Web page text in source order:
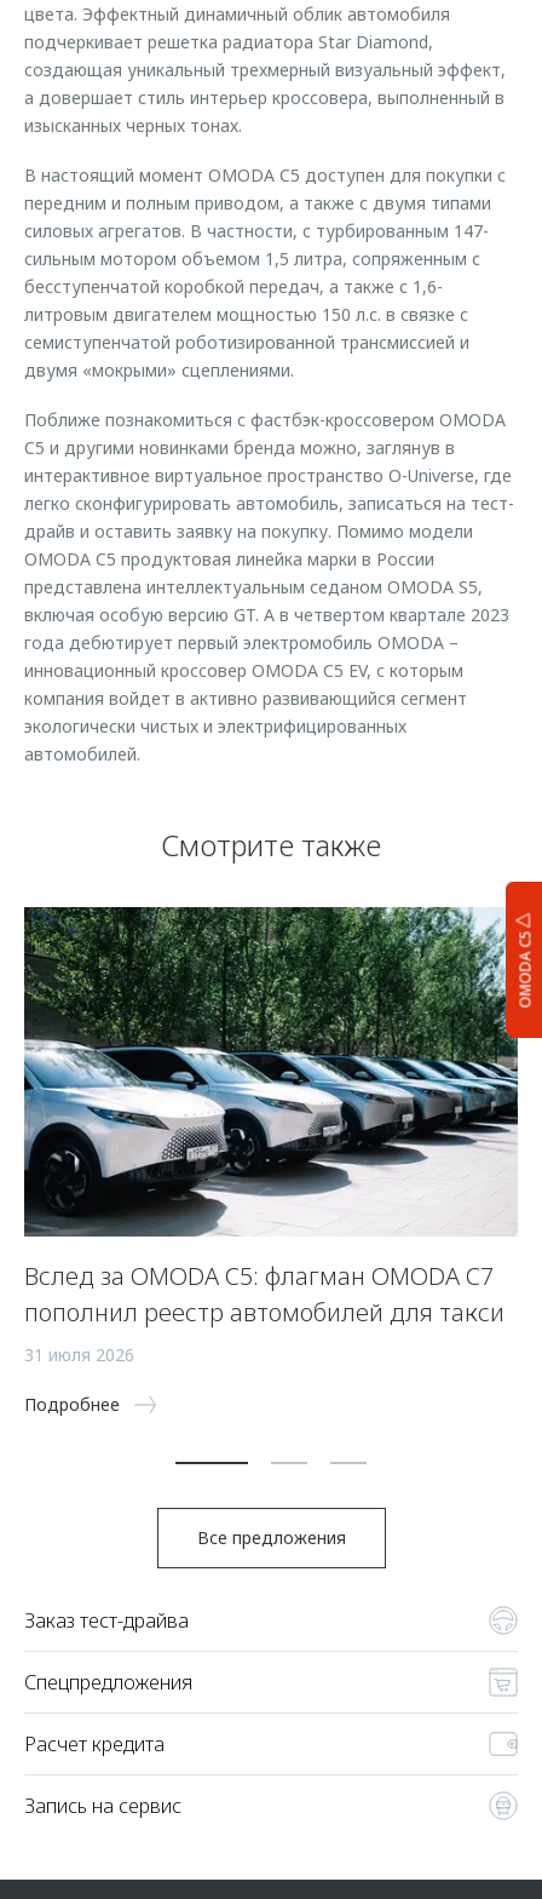
OMODA C5
цвета. Эффектный динамичный облик автомобиля
подчеркивает решетка радиатора Star Diamond,
создающая уникальный трехмерный визуальный эффект,
а довершает стиль интерьер кроссовера, выполненный в
изысканных черных тонах.
В настоящий момент OMODA C5 доступен для покупки с
передним и полным приводом, а также с двумя типами
силовых агрегатов. В частности, c турбированным 147-
сильным мотором объемом 1,5 литра, сопряженным с
бесступенчатой коробкой передач, а также c 1,6-
литровым двигателем мощностью 150 л.с. в связке с
семиступенчатой роботизированной трансмиссией и
двумя «мокрыми» сцеплениями.
Поближе познакомиться с фастбэк-кроссовером OMODA
C5 и другими новинками бренда можно, заглянув в
интерактивное виртуальное пространство O-Universe, где
легко сконфигурировать автомобиль, записаться на тест-
драйв и оставить заявку на покупку. Помимо модели
OMODA C5 продуктовая линейка марки в России
представлена интеллектуальным седаном OMODA S5,
включая особую версию GT. А в четвертом квартале 2023
года дебютирует первый электромобиль OMODA –
инновационный кроссовер OMODA C5 EV, с которым
компания войдет в активно развивающийся сегмент
экологически чистых и электрифицированных
автомобилей.
Смотрите также
Вслед за OMODA C5: флагман OMODA C7
пополнил реестр автомобилей для такси
31 июля 2026
Подробнее
Все предложения
Заказ тест-драйва
Спецпредложения
Расчет кредита
Запись на сервис